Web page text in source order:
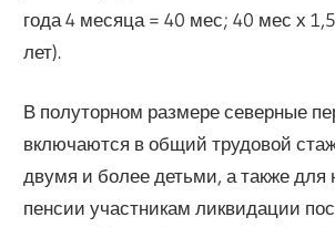
года 4 месяца = 40 мес; 40 мес х
лет).
В полуторном размере северные
включаются в общий трудовой
двумя и более детьми, а также для
пенсии участникам лик­видации